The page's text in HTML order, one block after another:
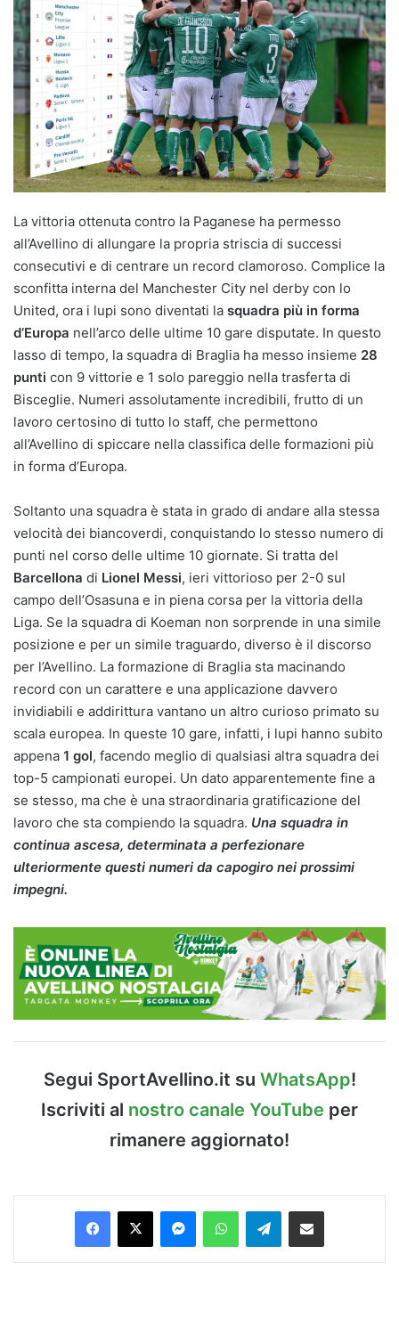
La vittoria ottenuta contro la Paganese ha permesso
all’Avellino di allungare la propria striscia di successi
consecutivi e di centrare un record clamoroso. Complice la
sconfitta interna del Manchester City nel derby con lo
United, ora i lupi sono diventati la squadra più in forma
d’Europa nell’arco delle ultime 10 gare disputate. In questo
lasso di tempo, la squadra di Braglia ha messo insieme 28
punti con 9 vittorie e 1 solo pareggio nella trasferta di
Bisceglie. Numeri assolutamente incredibili, frutto di un
lavoro certosino di tutto lo staff, che permettono
all’Avellino di spiccare nella classifica delle formazioni più
in forma d’Europa.
Soltanto una squadra è stata in grado di andare alla stessa
velocità dei biancoverdi, conquistando lo stesso numero di
punti nel corso delle ultime 10 giornate. Si tratta del
Barcellona di Lionel Messi, ieri vittorioso per 2-0 sul
campo dell’Osasuna e in piena corsa per la vittoria della
Liga. Se la squadra di Koeman non sorprende in una simile
posizione e per un simile traguardo, diverso è il discorso
per l’Avellino. La formazione di Braglia sta macinando
record con un carattere e una applicazione davvero
invidiabili e addirittura vantano un altro curioso primato su
scala europea. In queste 10 gare, infatti, i lupi hanno subito
appena 1 gol, facendo meglio di qualsiasi altra squadra dei
top-5 campionati europei. Un dato apparentemente fine a
se stesso, ma che è una straordinaria gratificazione del
lavoro che sta compiendo la squadra. Una squadra in
continua ascesa, determinata a perfezionare
ulteriormente questi numeri da capogiro nei prossimi
impegni.
Segui SportAvellino.it su WhatsApp!
Iscriviti al nostro canale YouTube per
rimanere aggiornato!
Facebook
X MessengerWhatsAppTelegramCondividi via Email